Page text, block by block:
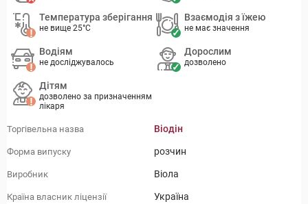
Температура зберігання
не вище 25°C
Взаємодія з їжею
не має значення
Водіям
не досліджувалось
Дорослим
дозволено
Дітям
дозволено за призначенням
лікаря
Торгівельна назва Віодін
Форма випуску розчин
Виробник Віола
Країна власник ліцензії Україна